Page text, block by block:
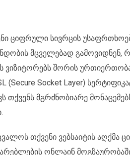
ციფრული სივრცის
მცველებად გამოვიდნენ,
ვიზიტორებს შორის
(Secure Socket Layer)
მგრძნობიარე
თქვენი ვებსაიტის აღქმა
ონლაინ